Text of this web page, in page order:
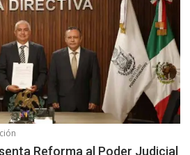
Reforma al Poder Judicial